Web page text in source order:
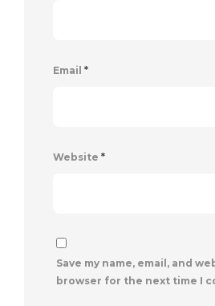
Email *
Website *
Save my name, email, and
browser for the next time I